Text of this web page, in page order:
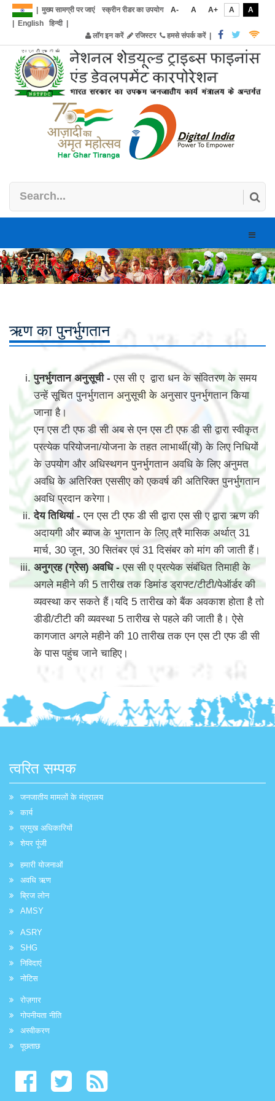
मुख्य सामग्री पर जाएं स्क्रीन रीडर का उपयोग A- A A+ A
A
English हिन्दी|
लॉग इन करें
रजिस्टर हमसे संपर्क करें|
Toggle
ऋण का पुनर्भुगतान
पुनर्भुगतान अनुसूची -एस सी ए द्वारा धन के संवितरण के समय
उन्हें सूचित पुनर्भुगतान अनुसूची के अनुसार पुनर्भुगतान किया
जाना है।
एन एस टी एफ डी सी अब से एन एस टी एफ डी सी द्वारा स्वीकृत
प्रत्येक परियोजना/योजना के तहत लाभार्थी(यों) के लिए निधियों
के उपयोग और अधिस्थगन पुनर्भुगतान अवधि के लिए अनुमत
अवधि के अतिरिक्त एससीए को एकवर्ष की अतिरिक्त पुनर्भुगतान
अवधि प्रदान करेगा।
देय तिथियां -एन एस टी एफ डी सी द्वारा एस सी ए द्वारा ऋण की
अदायगी और ब्याज के भुगतान के लिए त्रै मासिक अर्थात् 31
मार्च, 30 जून, 30 सितंबर एवं 31 दिसंबर को मांग की जाती हैं।
अनुग्रह (ग्रेस) अवधि -एस सी ए प्रत्येक संबंधित तिमाही के
अगले महीने की 5 तारीख तक डिमांड ड्राफ्ट/टीटी/पेऑर्डर की
व्यवस्था कर सकते हैं।यदि 5 तारीख को बैंक अवकाश होता है तो
डीडी/टीटी की व्यवस्था 5 तारीख से पहले की जाती है। ऐसे
कागजात अगले महीने की 10 तारीख तक एन एस टी एफ डी सी
के पास पहुंच जाने चाहिए।
त्वरित सम्पक
जनजातीय मामलों के मंत्रालय
कार्य
प्रमुख अधिकारियों
शेयर पूंजी
हमारी योजनाओं
अवधि ऋण
ब्रिज लोन
AMSY
ASRY
SHG
निविदाएं
नोटिस
रोज़गार
गोपनीयता नीति
अस्वीकरण
पूछताछ